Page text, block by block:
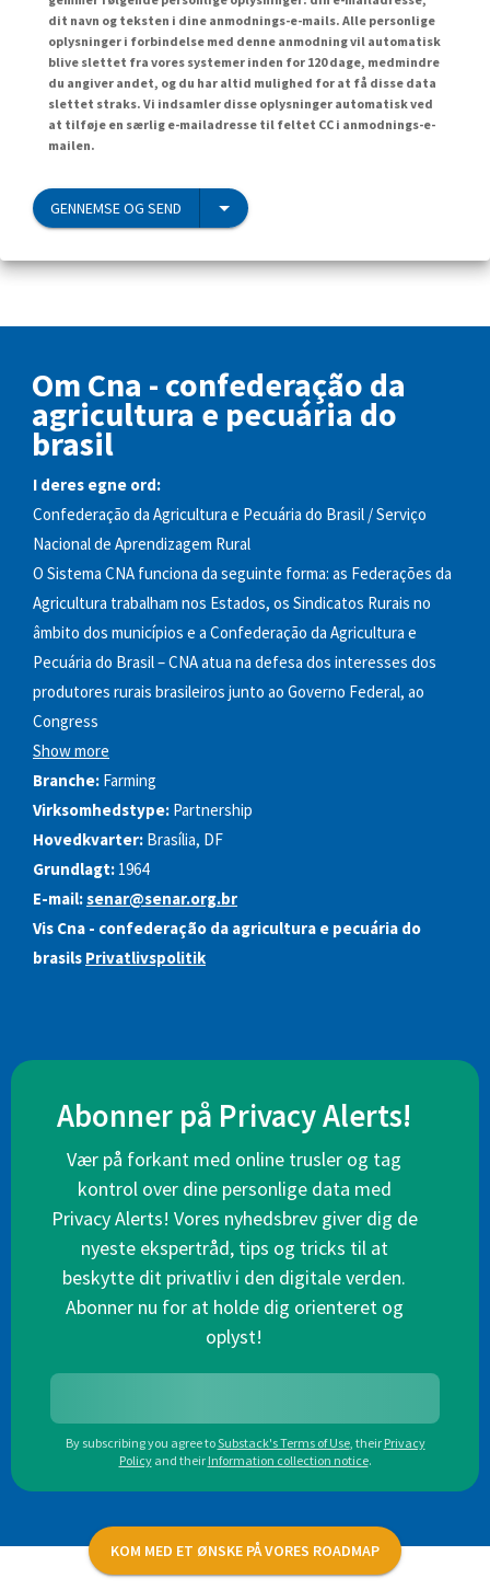
dit navn og teksten i dine anmodnings-e-mails. Alle personlige
oplysninger i forbindelse med denne anmodning vil automatisk
blive slettet fra vores systemer inden for 120 dage, medmindre
du angiver andet, og du har altid mulighed for at få disse data
slettet straks. Vi indsamler disse oplysninger automatisk ved
at tilføje en særlig e-mailadresse til feltet CC i anmodnings-e-
mailen.
GENNEMSE OG SEND
Om Cna - confederação da
agricultura e pecuária do
brasil
I deres egne ord:
Confederação da Agricultura e Pecuária do Brasil / Serviço
Nacional de Aprendizagem Rural
O Sistema CNA funciona da seguinte forma: as Federações da
Agricultura trabalham nos Estados, os Sindicatos Rurais no
âmbito dos municípios e a Confederação da Agricultura e
Pecuária do Brasil – CNA atua na defesa dos interesses dos
produtores rurais brasileiros junto ao Governo Federal, ao
Congress
Show more
Branche: Farming
Virksomhedstype: Partnership
Hovedkvarter: Brasília, DF
Grundlagt: 1964
E-mail:senar@senar.org.br
Vis Cna - confederação da agricultura e pecuária do
brasils Privatlivspolitik
Abonner på Privacy Alerts!
Vær på forkant med online trusler og tag
kontrol over dine personlige data med
Privacy Alerts! Vores nyhedsbrev giver dig de
nyeste ekspertråd, tips og tricks til at
beskytte dit privatliv i den digitale verden.
Abonner nu for at holde dig orienteret og
oplyst!
By subscribing you agree toSubstack's Terms of Use, their Privacy
Policy and their Information collection notice.
KOM MED ET ØNSKE PÅ VORES ROADMAP